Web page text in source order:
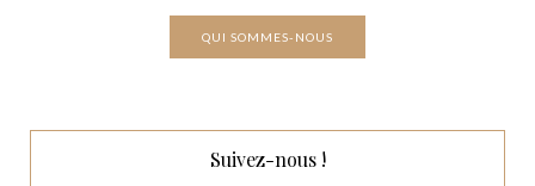
QUI SOMMES-NOUS
Suivez-nous !